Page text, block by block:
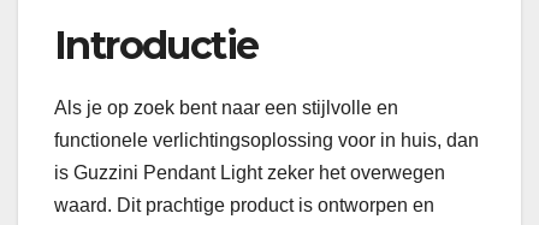
Introductie
Als je op zoek bent naar een stijlvolle en
functionele verlichtingsoplossing voor in huis, dan
is Guzzini Pendant Light zeker het overwegen
waard. Dit prachtige product is ontworpen en